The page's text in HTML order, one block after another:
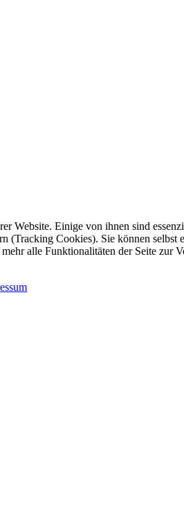
Website. Einige von ihnen sind
(Tracking Cookies). Sie können selbst
alle Funktionalitäten der Seite zur